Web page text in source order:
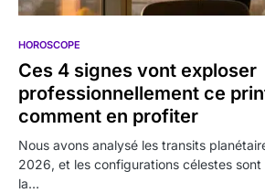
HOROSCOPE
Ces 4 signes vont exploser
professionnellement ce
comment en profiter
Nous avons analysé les transits
2026, et les configurations célestes
la…